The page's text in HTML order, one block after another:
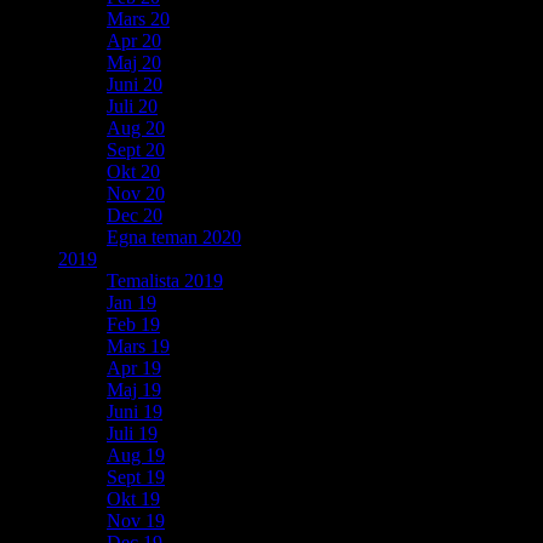
Mars 20
Apr 20
Maj 20
Juni 20
Juli 20
Aug 20
Sept 20
Okt 20
Nov 20
Dec 20
Egna teman 2020
2019
Temalista 2019
Jan 19
Feb 19
Mars 19
Apr 19
Maj 19
Juni 19
Juli 19
Aug 19
Sept 19
Okt 19
Nov 19